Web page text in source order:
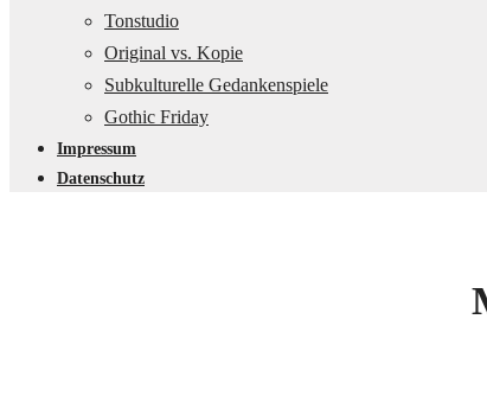
Tonstudio
Original vs. Kopie
Subkulturelle Gedankenspiele
Gothic Friday
Impressum
Datenschutz